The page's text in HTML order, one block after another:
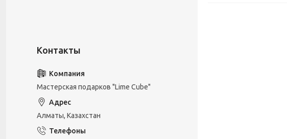
Мастерская подарков "Lime Cube"
Алматы, Казахстан